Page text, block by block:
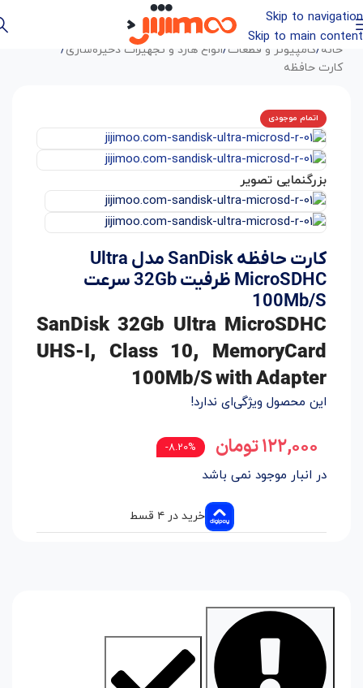
Skip to navigation
Skip to main content
خانه /کامپیوتر و قطعات/انواع هارد و تجهیزات ذخیره‌سازی/
کارت حافظه
اتمام موجودی
بزرگنمایی تصویر
کارت حافظه SanDisk مدل Ultra
MicroSDHC ظرفیت 32Gb سرعت
100Mb/S
SanDisk 32Gb Ultra MicroSDHC
UHS-I, Class 10, MemoryCard
100Mb/S with Adapter
این محصول ویژگی‌ای ندارد!
۱۲۲,۰۰۰تومان 8.20%-
در انبار موجود نمی باشد
خرید در ۴ قسط